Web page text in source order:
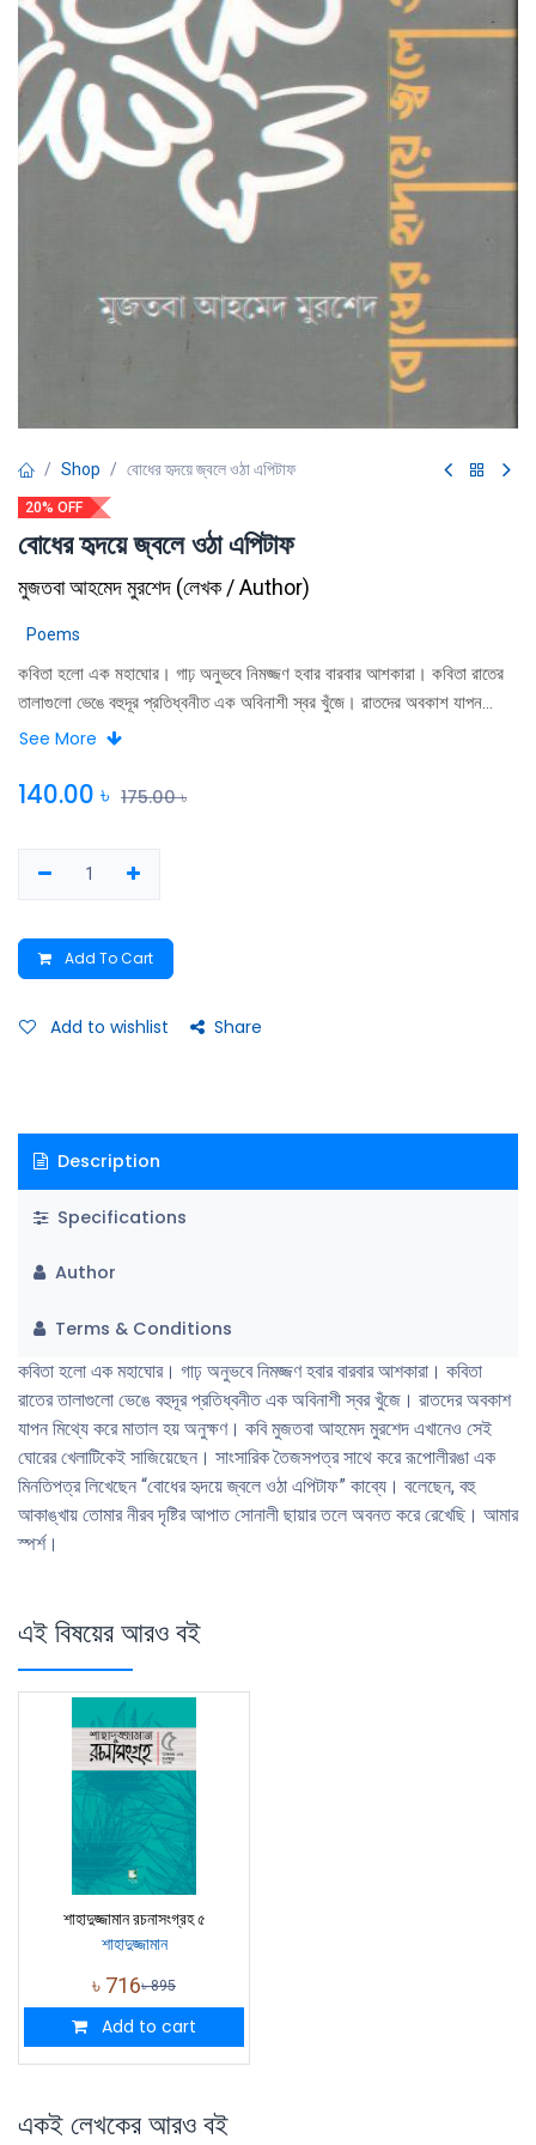
Shop বোধের হৃদয়ে জ্বলে ওঠা এপিটাফ
20% OFF
বোধের হৃদয়ে জ্বলে ওঠা এপিটাফ
মুজতবা আহমেদ মুরশেদ (লেখক / Author)
Poems
কবিতা হলো এক মহাঘোর। গাঢ় অনুভবে নিমজ্জণ হবার বারবার আশকারা। কবিতা রাতের
তালাগুলো ভেঙে বহুদূর প্রতিধ্বনীত এক অবিনাশী স্বর খুঁজে। রাতদের অবকাশ যাপন
মিথ্যে করে মাতাল হয় অনুক্ষণ। কবি মুজতবা আহমেদ মুরশেদ এখানেও সেই ঘোরের
লিখেছেন “বোধের হৃদয়ে জ্বলে ওঠা এপিটাফ” কাব্যে। বলেছেন, বহু আকাঙ্খায় তোমার
See More
140.00 ৳ 175.00৳
Add To Cart
Add to wishlist Share
Description
Specifications
Author
Terms & Conditions
কবিতা হলো এক মহাঘোর। গাঢ় অনুভবে নিমজ্জণ হবার বারবার আশকারা। কবিতা
রাতের তালাগুলো ভেঙে বহুদূর প্রতিধ্বনীত এক অবিনাশী স্বর খুঁজে। রাতদের অবকাশ
যাপন মিথ্যে করে মাতাল হয় অনুক্ষণ। কবি মুজতবা আহমেদ মুরশেদ এখানেও সেই
ঘোরের খেলাটিকেই সাজিয়েছেন। সাংসারিক তৈজসপত্র সাথে করে রূপোলীরঙা এক
মিনতিপত্র লিখেছেন “বোধের হৃদয়ে জ্বলে ওঠা এপিটাফ” কাব্যে। বলেছেন, বহু
আকাঙ্খায় তোমার নীরব দৃষ্টির আপাত সোনালী ছায়ার তলে অবনত করে রেখেছি। আমার
স্পর্শ।
এই বিষয়ের আরও বই
শাহাদুজ্জামান রচনাসংগ্রহ ৫
শাহাদুজ্জামান
৳ 716৳895
Add to cart
একই লেখকের আরও বই